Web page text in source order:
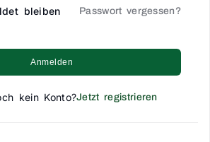
bleiben Passwort vergessen?
Anmelden
kein Konto?Jetzt registrieren